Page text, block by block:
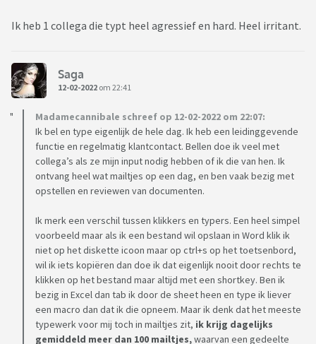
Ik heb 1 collega die typt heel agressief en hard. Heel irritant.
Saga
12-02-2022 om 22:41
Madamecannibale schreef op 12-02-2022 om 22:07:
Ik bel en type eigenlijk de hele dag. Ik heb een leidinggevende
functie en regelmatig klantcontact. Bellen doe ik veel met
collega’s als ze mijn input nodig hebben of ik die van hen. Ik
ontvang heel wat mailtjes op een dag, en ben vaak bezig met
opstellen en reviewen van documenten.
Ik merk een verschil tussen klikkers en typers. Een heel simpel
voorbeeld maar als ik een bestand wil opslaan in Word klik ik
niet op het diskette icoon maar op ctrl+s op het toetsenbord,
wil ik iets kopiëren dan doe ik dat eigenlijk nooit door rechts te
klikken op het bestand maar altijd met een shortkey. Ben ik
bezig in Excel dan tab ik door de sheet heen en type ik liever
een macro dan dat ik die opneem. Maar ik denk dat het meeste
typewerk voor mij toch in mailtjes zit, ik krijg dagelijks
gemiddeld meer dan 100 mailtjes,waarvan een gedeelte